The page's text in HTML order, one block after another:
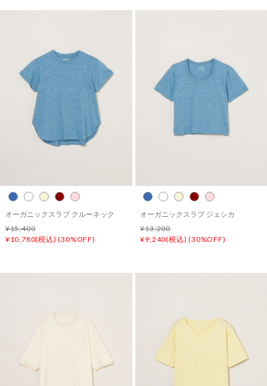
オーガニックスラブ クルーネック
¥15,400
¥10,780(税込) (30%OFF)
オーガニックスラブ ジェシカ
¥13,200
¥9,240(税込) (30%OFF)